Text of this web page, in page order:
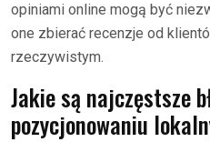
opiniami online mogą być
one zbierać recenzje od
rzeczywistym.
Jakie są najczęstsze
pozycjonowaniu